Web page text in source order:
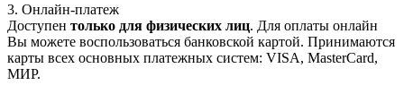
3. Онлайн-платеж
Доступен только для физических лиц. Для оплаты онлайн
Вы можете воспользоваться банковской картой. Принимаются
карты всех основных платежных систем: VISA, MasterCard,
МИР.